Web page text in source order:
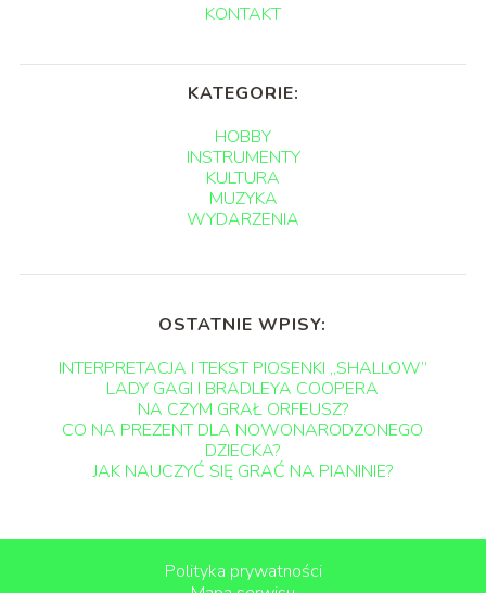
KONTAKT
KATEGORIE:
HOBBY
INSTRUMENTY
KULTURA
MUZYKA
WYDARZENIA
OSTATNIE WPISY:
INTERPRETACJA I TEKST PIOSENKI „SHALLOW”
LADY GAGI I BRADLEYA COOPERA
NA CZYM GRAŁ ORFEUSZ?
CO NA PREZENT DLA NOWONARODZONEGO
DZIECKA?
JAK NAUCZYĆ SIĘ GRAĆ NA PIANINIE?
Polityka prywatności